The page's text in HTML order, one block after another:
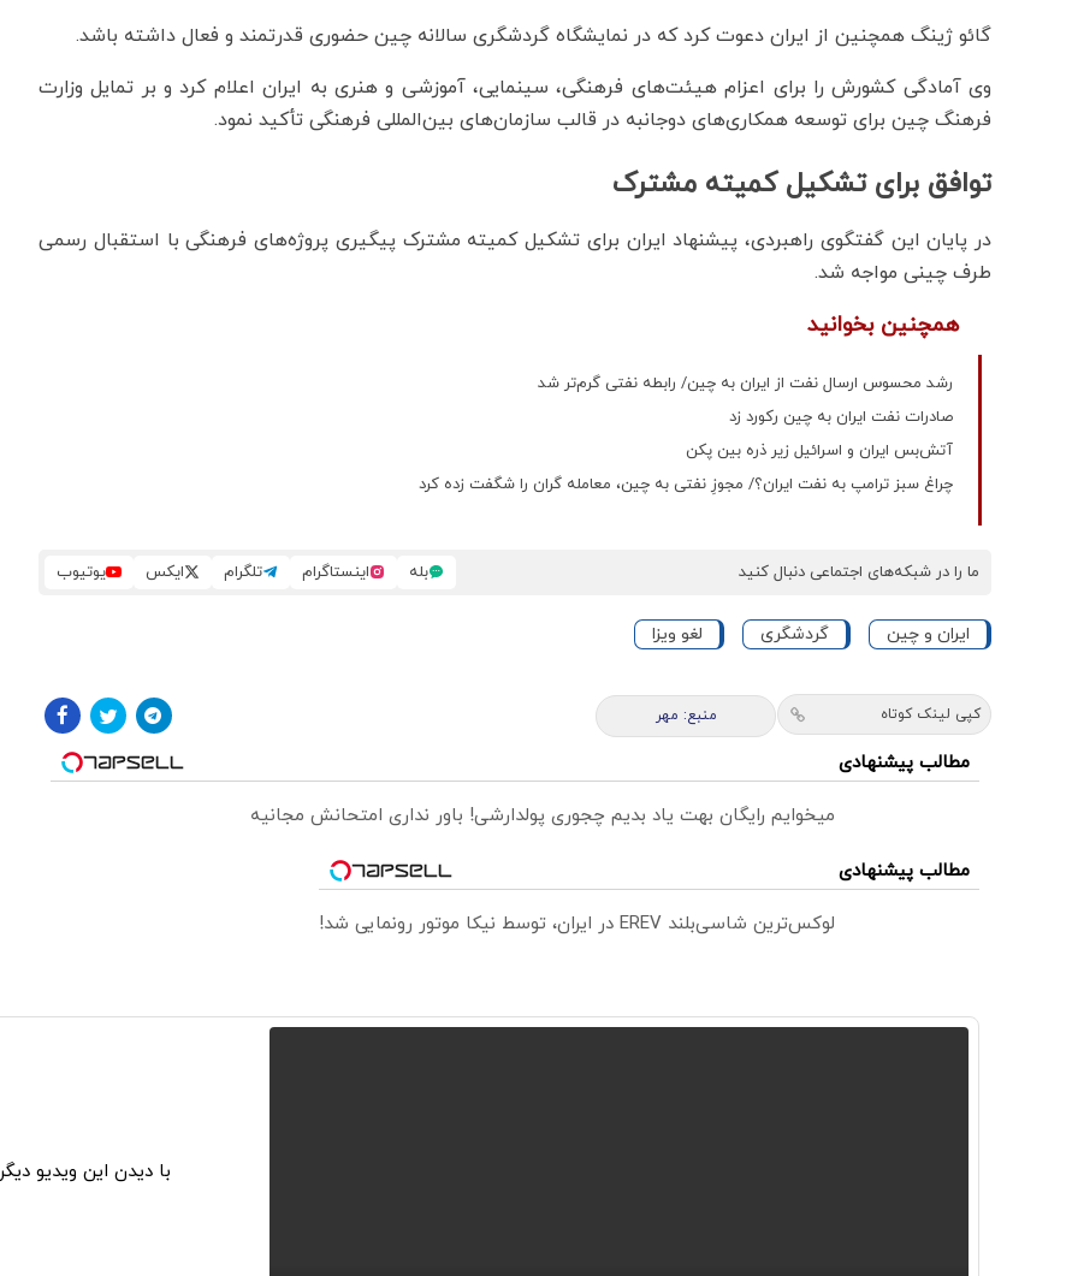
گائو ژینگ همچنین از ایران دعوت کرد که در نمایشگاه گردشگری سالانه چین حضوری قدرتمند و فعال داشته باشد.
وی آمادگی کشورش را برای اعزام هیئت‌های فرهنگی، سینمایی، آموزشی و هنری به ایران اعلام کرد و بر تمایل وزارت
فرهنگ چین برای توسعه همکاری‌های دوجانبه در قالب سازمان‌های بین‌المللی فرهنگی تأکید نمود.
توافق برای تشکیل کمیته مشترک
در پایان این گفتگوی راهبردی، پیشنهاد ایران برای تشکیل کمیته مشترک پیگیری پروژه‌های فرهنگی با استقبال رسمی
طرف چینی مواجه شد.
همچنین بخوانید
رشد محسوس ارسال نفت از ایران به چین/ رابطه نفتی گرم‌تر شد
صادرات نفت ایران به چین رکورد زد
آتش‌بس ایران و اسرائیل زیر ذره بین پکن
چراغ سبز ترامپ به نفت ایران؟/ مجوزِ نفتی به چین، معامله گران را شگفت زده کرد
ما را در شبکه‌های اجتماعی دنبال کنید بله اینستاگرام تلگرام ایکس یوتیوب
ایران و چین گردشگری لغو ویزا
کپی لینک کوتاه منبع: مهر
مطالب پیشنهادی
میخوایم رایگان بهت یاد بدیم چجوری پولدارشی! باور نداری امتحانش مجانیه
مطالب پیشنهادی
لوکس‌ترین شاسی‌بلند EREV در ایران، توسط نیکا موتور رونمایی شد!
با دیدن این ویدیو